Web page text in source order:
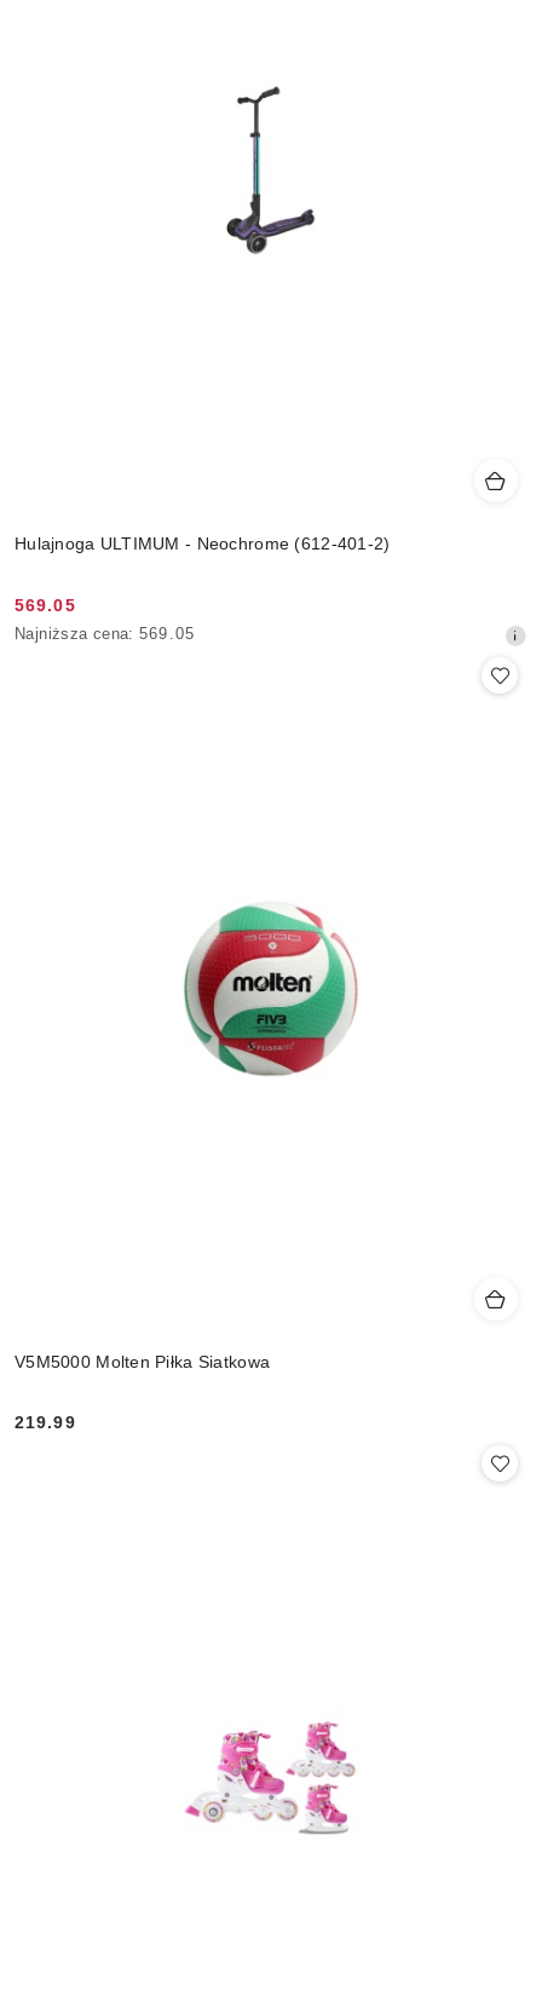
Hulajnoga ULTIMUM - Neochrome (612-401-2)
Cena
promocyjna:
569.05
Najniższa
Najniższa cena: 569.05
V5M5000 Molten Piłka Siatkowa
Cena:
219.99